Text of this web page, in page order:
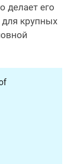
делает его
крупных